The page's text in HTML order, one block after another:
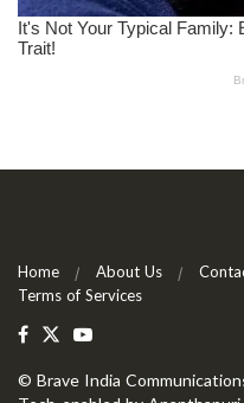
Home About Us
Terms of Services
© Brave India